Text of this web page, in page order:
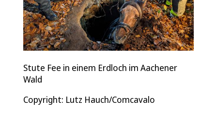
Stute Fee in einem Erdloch im Aachener
Wald
Copyright: Lutz Hauch/Comcavalo